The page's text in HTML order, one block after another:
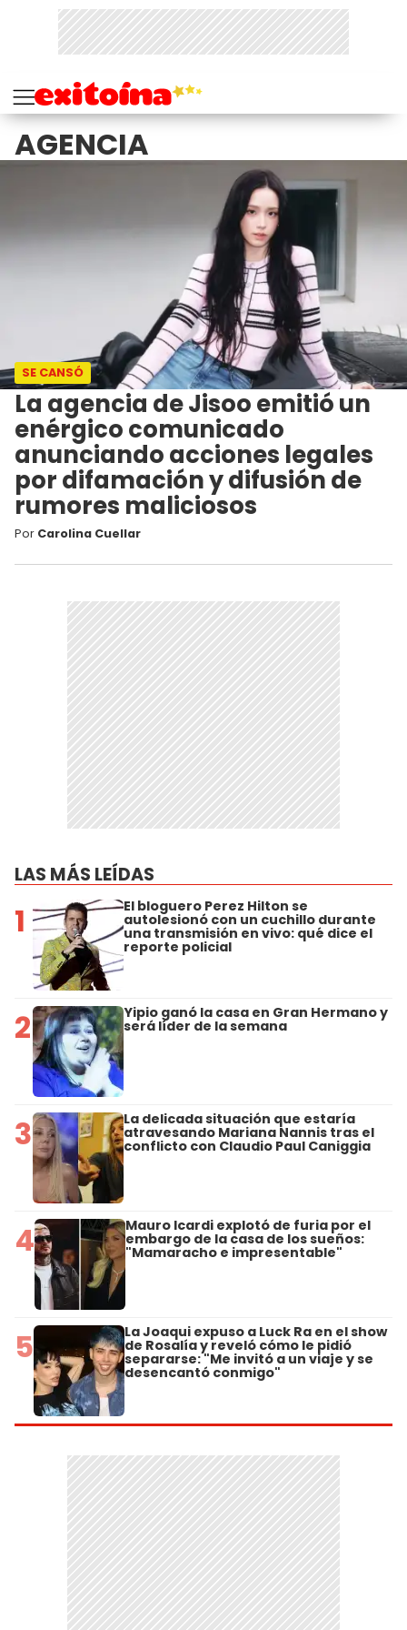
AGENCIA
SE CANSÓ
La agencia de Jisoo emitió un
enérgico comunicado
anunciando acciones legales
por difamación y difusión de
rumores maliciosos
Por Carolina Cuellar
LAS MÁS LEÍDAS
1 El bloguero Perez Hilton se
autolesionó con un cuchillo durante
una transmisión en vivo: qué dice el
reporte policial
2 Yipio ganó la casa en Gran Hermano y
será líder de la semana
3 La delicada situación que estaría
atravesando Mariana Nannis tras el
conflicto con Claudio Paul Caniggia
4 Mauro Icardi explotó de furia por el
embargo de la casa de los sueños:
"Mamaracho e impresentable"
5 La Joaqui expuso a Luck Ra en el show
de Rosalía y reveló cómo le pidió
separarse: "Me invitó a un viaje y se
desencantó conmigo"